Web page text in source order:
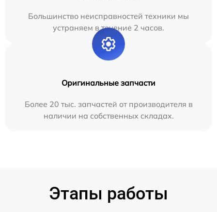
Большинство неисправностей техники мы
устраняем в течение 2 часов.
Оригинальные запчасти
Более 20 тыс. запчастей от производителя в
наличии на собственных складах.
Этапы работы